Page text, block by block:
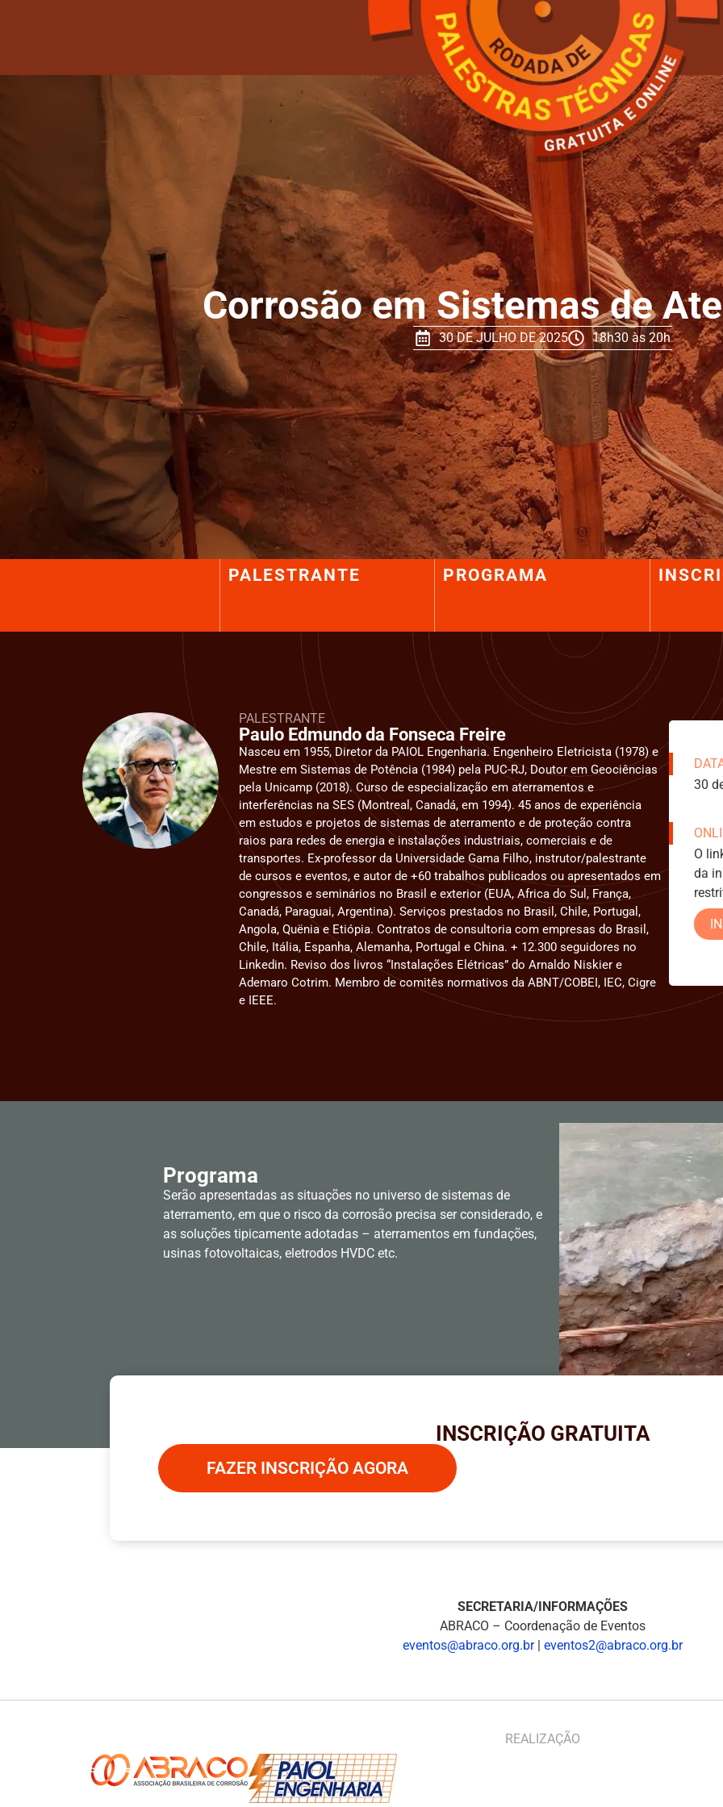
Corrosão em Sistemas de
30 DE JULHO DE 2025 18h30 às 20h
PALESTRANTE PROGRAMA
PALESTRANTE
Paulo Edmundo da Fonseca Freire
Nasceu em 1955, Diretor da PAIOL Engenharia. Engenheiro Eletricista (1978) e
Mestre em Sistemas de Potência (1984) pela PUC-RJ, Doutor em Geociências
pela Unicamp (2018). Curso de especialização em aterramentos e
interferências na SES (Montreal, Canadá, em 1994). 45 anos de experiência
em estudos e projetos de sistemas de aterramento e de proteção contra
raios para redes de energia e instalações industriais, comerciais e de
transportes. Ex-professor da Universidade Gama Filho, instrutor/palestrante
de cursos e eventos, e autor de +60 trabalhos publicados ou apresentados em
congressos e seminários no Brasil e exterior (EUA, Africa do Sul, França,
Canadá, Paraguai, Argentina). Serviços prestados no Brasil, Chile, Portugal,
Angola, Quënia e Etiópia. Contratos de consultoria com empresas do Brasil,
Chile, Itália, Espanha, Alemanha, Portugal e China. + 12.300 seguidores no
Linkedin. Reviso dos livros “Instalações Elétricas” do Arnaldo Niskier e
Ademaro Cotrim. Membro de comitês normativos da ABNT/COBEI, IEC, Cigre
e IEEE.
30
O
da
Programa
Serão apresentadas as situações no universo de sistemas de
aterramento, em que o risco da corrosão precisa ser considerado, e
as soluções tipicamente adotadas – aterramentos em fundações,
usinas fotovoltaicas, eletrodos HVDC etc.
INSCRIÇÃO GRATUITA
FAZER INSCRIÇÃO AGORA
SECRETARIA/INFORMAÇÕES
ABRACO – Coordenação de Eventos
eventos@abraco.org.br| eventos2@abraco.org.br
REALIZAÇÃO